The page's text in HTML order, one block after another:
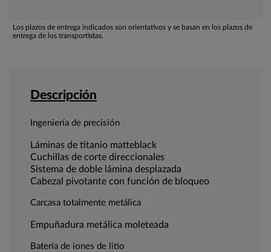
Los plazos de entrega indicados son orientativos y se basan en los plazos de
entrega de los transportistas.
Descripción
Ingeniería de precisión
Láminas de titanio matteblack
Cuchillas de corte direccionales
Sistema de doble lámina desplazada
Cabezal pivotante con función de bloqueo
Carcasa totalmente metálica
Empuñadura metálica moleteada
Batería de iones de litio